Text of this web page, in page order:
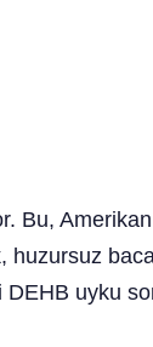
Bu,
huzursuz
uyku